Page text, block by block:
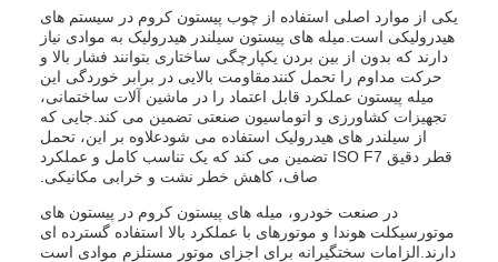
یکی از موارد اصلی استفاده از چوب پیستون کروم در سیستم های
هیدرولیکی است.میله های پیستون سیلندر هیدرولیک به موادی نیاز
دارند که بدون از بین بردن یکپارچگی ساختاری بتوانند فشار بالا و
حرکت مداوم را تحمل کنندمقاومت بالایی در برابر خوردگی این
میله پیستون عملکرد قابل اعتماد را در ماشین آلات ساختمانی،
تجهیزات کشاورزی و اتوماسیون صنعتی تضمین می کند.جایی که
از سیلندر های هیدرولیک استفاده می شودعلاوه بر این، تحمل
قطر دقیق ISO F7 تضمین می کند که یک تناسب کامل و عملکرد
صاف، کاهش خطر نشت و خرابی مکانیکی.
در صنعت خودرو، میله های پیستون کروم در پیستون های
موتورسیکلت هوندا و موتورهای با عملکرد بالا استفاده گسترده ای
دارند.الزامات سختگیرانه برای اجزای موتور مستلزم موادی است